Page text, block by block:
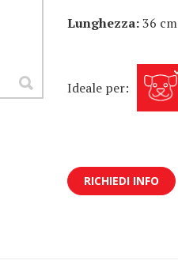
Lunghezza:36 cm
Ideale per:
RICHIEDI INFO